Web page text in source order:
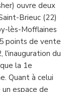
ouvre deux
Brieuc (22)
lès-Mofflaines
points de vente
l'inauguration du
la 1e
Quant à celui
espace de